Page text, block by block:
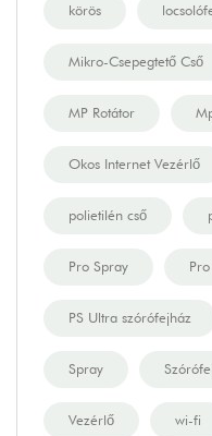
körös
Mikro-Csepegtető Cső
MP Rotátor
Okos Internet Vezérlő
polietilén cső
Pro Spray
PS Ultra szórófejház
Spray Szórófej
Vezérlő wi-fi